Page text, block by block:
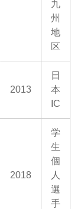
九
州
地
区
2013
日
本
IC
2018
学
生
個
人
選
手